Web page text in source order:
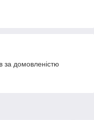
за домовленістю